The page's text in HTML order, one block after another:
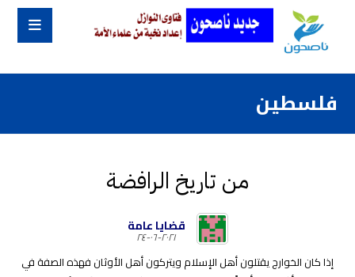
فلسطين
من تاريخ الرافضة
قضايا عامة
٢٠٢١-٠٦-٢٤
إذا كان الخوارج يقتلون أهل الإسلام ويتركون أهل الأوثان فهذه الصفة في